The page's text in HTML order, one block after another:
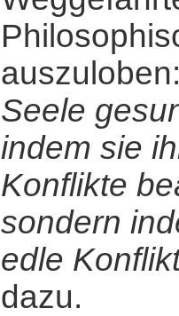
Seele
indem sie
Konflikte
sondern
edle
dazu.